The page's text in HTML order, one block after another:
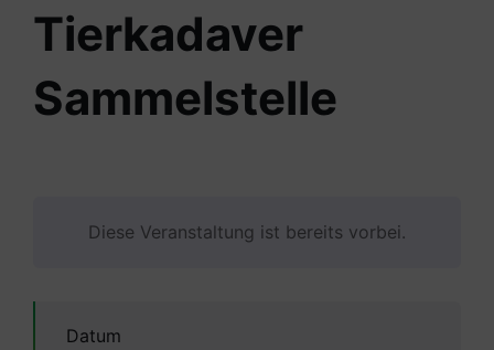
Tierkadaver
Sammelstelle
Diese Veranstaltung ist bereits vorbei.
Datum